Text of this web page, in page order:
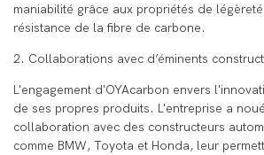
maniabilité grâce aux propriétés de
résistance de la fibre de carbone.
2. Collaborations avec d’éminents
L'engagement d'OYAcarbon envers
de ses propres produits. L'entreprise a
collaboration avec des constructeurs
comme BMW, Toyota et Honda, leur